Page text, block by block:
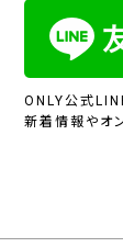
ONLY公式
新着情報やオ